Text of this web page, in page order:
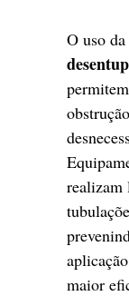
O uso
realizam
maior